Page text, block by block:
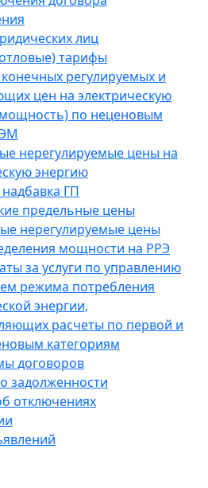
лиц
тарифы
регулируемых и
цен на электрическую
по неценовым
нерегулируемые цены на
энергию
ГП
предельные цены
нерегулируемые цены
мощности на РРЭ
за услуги по управлению
режима потребления
энергии,
расчеты по первой и
категориям
договоров
задолженности
отключениях